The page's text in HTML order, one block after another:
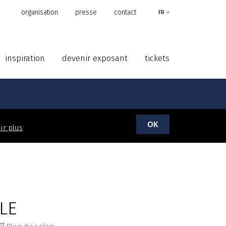
organisation presse contact FR
inspiration devenir exposant tickets
plus OK